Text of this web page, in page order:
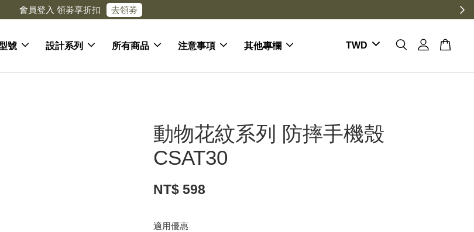
會員登入 領劵享折扣 去領劵
號 設計系列 所有商品 注意事項 其他專欄
動物花紋系列 防摔手機殼
CSAT30
NT$ 598
適用優惠